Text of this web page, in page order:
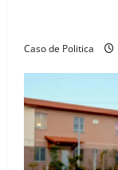
Caso de Politica